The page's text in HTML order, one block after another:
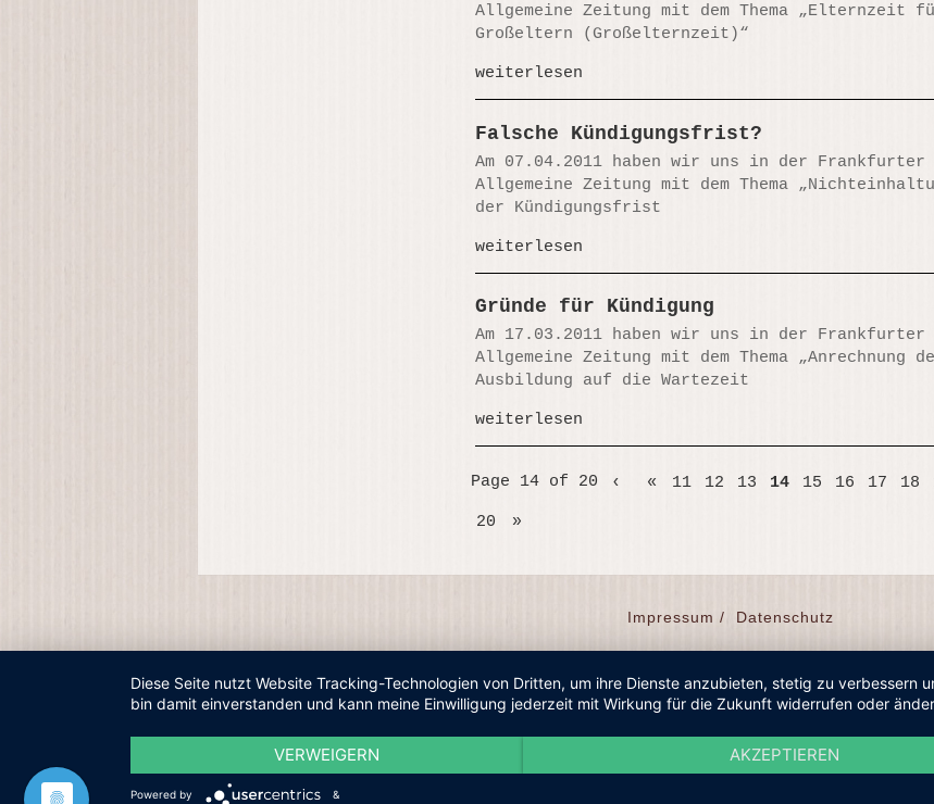
Allgemeine Zeitung mit dem Thema „Elternzeit
Großeltern (Großelternzeit)“
weiterlesen
Falsche Kündigungsfrist?
Am 07.04.2011 haben wir uns in der Frankfurter
Allgemeine Zeitung mit dem Thema
der Kündigungsfrist
weiterlesen
Gründe für Kündigung
Am 17.03.2011 haben wir uns in der Frankfurter
Allgemeine Zeitung mit dem Thema „Anrechnung
Ausbildung auf die Wartezeit
weiterlesen
Page 14 of 20 ‹ « 11 12 13 14 15 16 17 18
20 »
Impressum / Datenschutz
Diese Seite nutzt Website Tracking-Technologien von Dritten, um ihre Dienste anzubieten, stetig zu
bin damit einverstanden und kann meine Einwilligung jederzeit mit Wirkung für die Zukunft widerrufen oder
VERWEIGERN AKZEPTIEREN
Powered by &